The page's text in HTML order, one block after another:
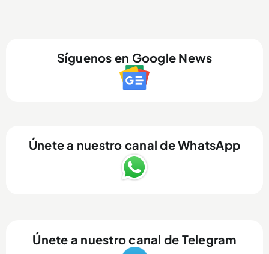
Síguenos en Google News
Únete a nuestro canal de WhatsApp
Únete a nuestro canal de Telegram